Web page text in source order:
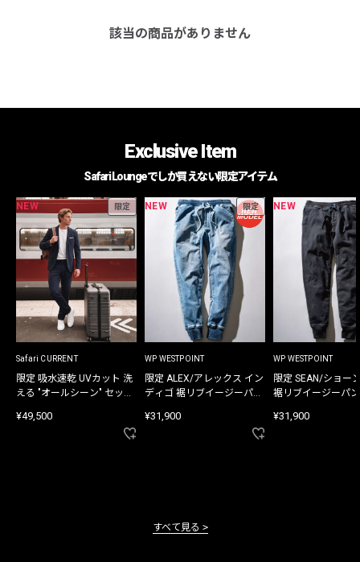
該当の商品がありません
Exclusive Item
Safari Loungeでしか買えない限定アイテム
NEW 限定
Safari CURRENT
限定 吸水速乾 UVカット 洗
える "オールシーン" セット
¥49,500
NEW 限定
WP WESTPOINT
限定 ALEX/アレックス イン
ディゴ 裾リブイージーパン
¥31,900
NEW
WP WESTPOINT
限定 SEAN/ショー
裾リブイージーパ
¥31,900
すべて見る